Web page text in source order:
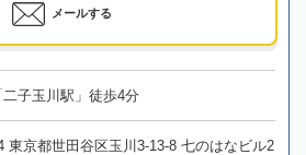
メールする
子玉川駅」徒歩4分
東京都世田谷区玉川3-13-8 七のはなビル2